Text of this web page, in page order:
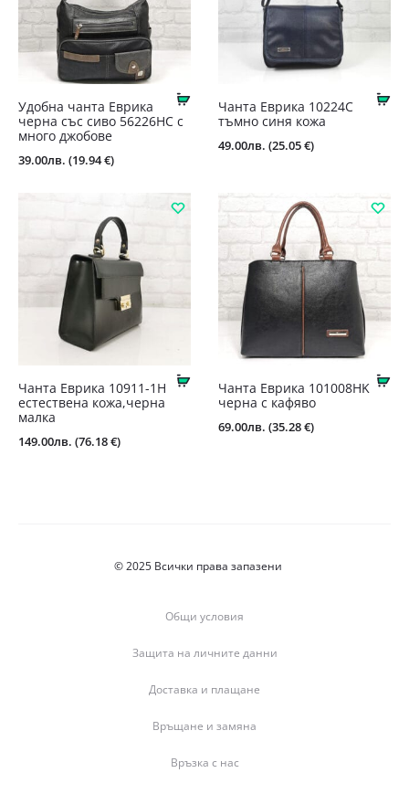
Купи
Удобна чанта Еврика
черна със сиво 56226НС с
много джобове
39.00лв. (19.94 €)
Чанта Еврика 10224С
тъмно синя кожа
49.00лв. (25.05 €)
Купи
Чанта Еврика 10911-1Н
естествена кожа,черна
малка
149.00лв. (76.18 €)
Чантa Еврика 101008HK
черна с кафяво
69.00лв. (35.28 €)
© 2025 Всички права запазени
Общи условия
Защита на личните данни
Доставка и плащане
Връщане и замяна
Връзка с нас